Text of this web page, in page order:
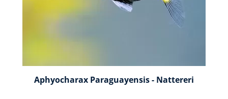
Aphyocharax Paraguayensis - Nattereri